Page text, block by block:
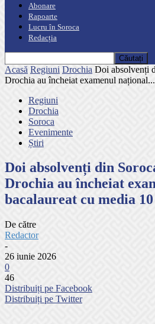
Abonare
Rapoarte
Lucru în Soroca
Redacția
Acasă Regiuni Drochia Doi absolvenți
Drochia au încheiat examenul național...
Regiuni
Drochia
Soroca
Evenimente
Știri
Doi absolvenți din
Drochia au încheiat
bacalaureat cu media 10
De către
Redactor
-
26 iunie 2026
0
46
Distribuiți pe Facebook
Distribuiți pe Twitter